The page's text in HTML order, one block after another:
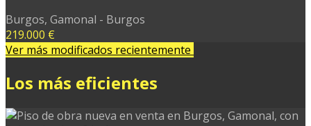
Burgos, Gamonal - Burgos
219.000 €
Ver más modificados recientemente
Los más eficientes